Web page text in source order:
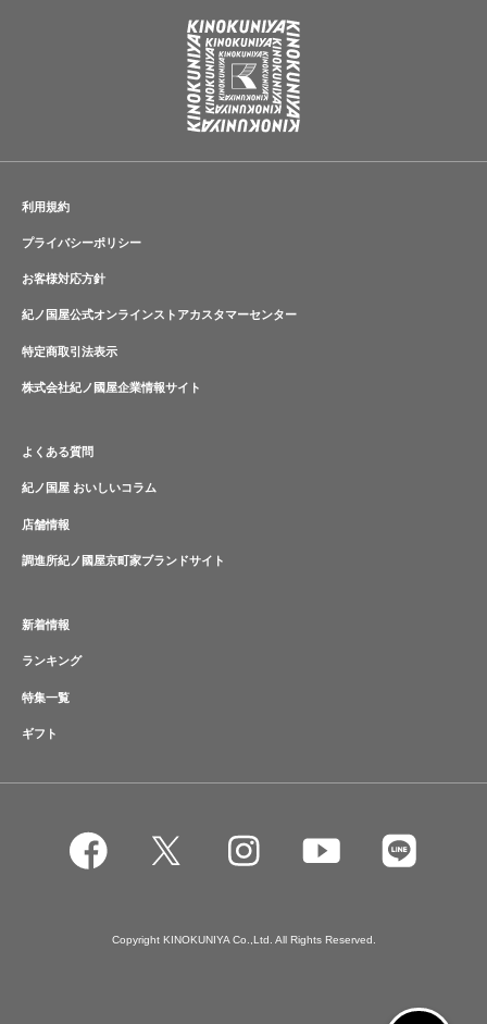
利用規約
プライバシーポリシー
お客様対応方針
紀ノ国屋公式オンラインストアカスタマーセンター
特定商取引法表示
株式会社紀ノ國屋企業情報サイト
よくある質問
紀ノ国屋 おいしいコラム
店舗情報
調進所紀ノ國屋京町家ブランドサイト
新着情報
ランキング
特集一覧
ギフト
Copyright KINOKUNIYA Co.,Ltd. All Rights Reserved.